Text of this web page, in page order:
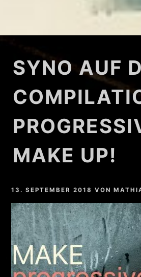
SYNO AUF
MAKE UP!
13. SEPTEMBER 2018 VON